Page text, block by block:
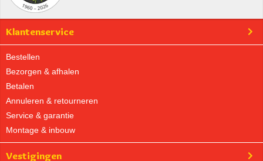
Klantenservice
Bestellen
Bezorgen & afhalen
Betalen
Annuleren & retourneren
Service & garantie
Montage & inbouw
Vestigingen